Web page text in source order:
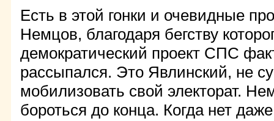
Есть в этой гонки и очевидные
Немцов, благодаря бегству
демократический проект СПС
рассыпался. Это Явлинский, не
мобилизовать свой электорат.
бороться до конца. Когда нет